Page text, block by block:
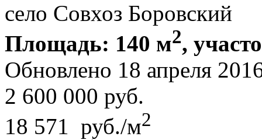
село Совхоз Боровский
Площадь: 140 м2,
Обновлено 18 апреля
2 600 000 руб.
18 571 руб./м2